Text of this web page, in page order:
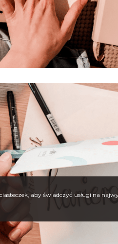
aby świadczyć usługi na